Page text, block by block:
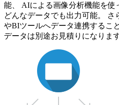
能、 AIによる画像分析機能を使
どんなデータでも出力可能。
やBIツールへデータ連携するこ
データは別途お見積りになります